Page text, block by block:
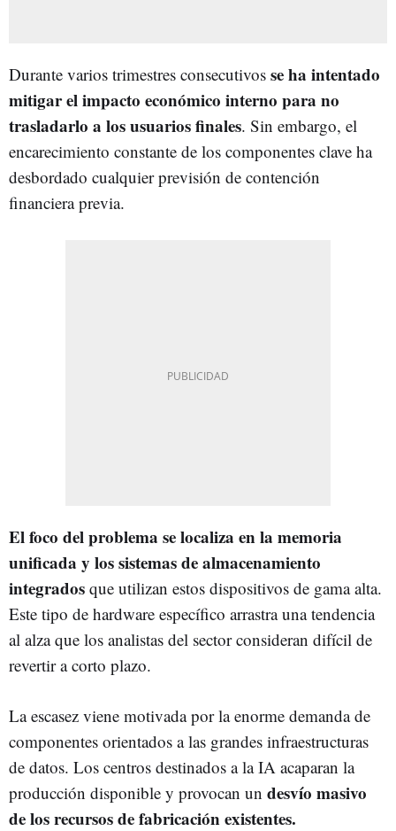
Durante varios trimestres consecutivos se ha intentado
mitigar el impacto económico interno para no
trasladarlo a los usuarios finales. Sin embargo, el
encarecimiento constante de los componentes clave ha
desbordado cualquier previsión de contención
financiera previa.
El foco del problema se localiza en la memoria
unificada y los sistemas de almacenamiento
integrados que utilizan estos dispositivos de gama alta.
Este tipo de hardware específico arrastra una tendencia
al alza que los analistas del sector consideran difícil de
revertir a corto plazo.
La escasez viene motivada por la enorme demanda de
componentes orientados a las grandes infraestructuras
de datos. Los centros destinados a la IA acaparan la
producción disponible y provocan un desvío masivo
de los recursos de fabricación existentes.